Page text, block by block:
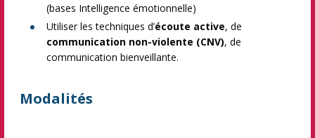
(bases Intelligence émotionnelle)
Utiliser les techniques d’écoute active, de
communication non-violente (CNV), de
communication bienveillante.
Modalités